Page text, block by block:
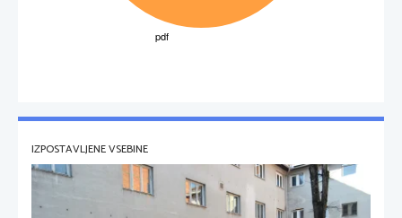
IZPOSTAVLJENE VSEBINE